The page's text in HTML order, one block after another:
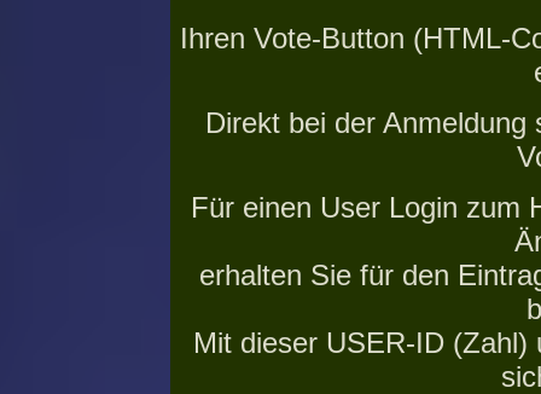
Ihren Vote-Button (HTML-
Direkt bei der
Für einen User Login zum
erhalten Sie für den
Mit dieser USER-ID